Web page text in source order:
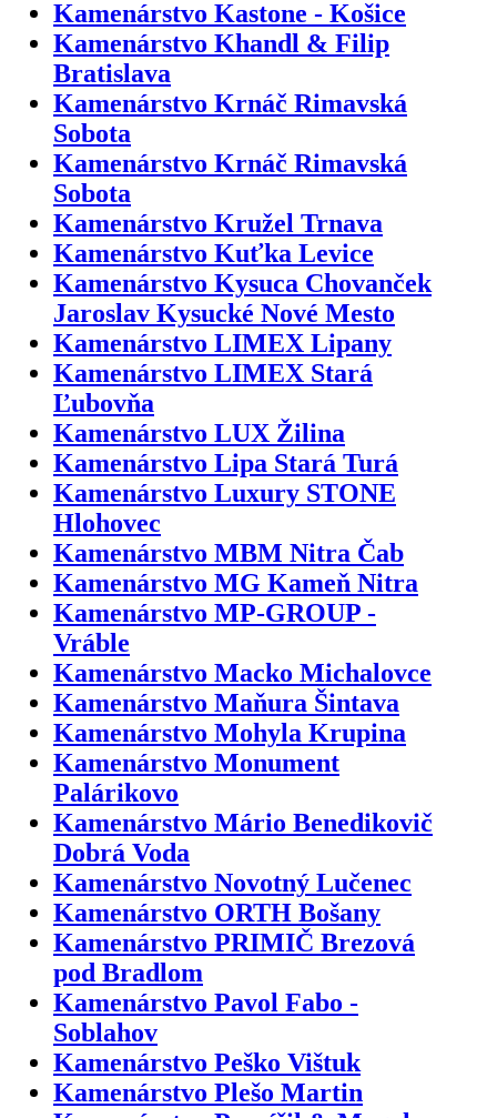
Kamenárstvo Kastone - Košice
Kamenárstvo Khandl & Filip
Bratislava
Kamenárstvo Krnáč Rimavská
Sobota
Kamenárstvo Krnáč Rimavská
Sobota
Kamenárstvo Kružel Trnava
Kamenárstvo Kuťka Levice
Kamenárstvo Kysuca Chovanček
Jaroslav Kysucké Nové Mesto
Kamenárstvo LIMEX Lipany
Kamenárstvo LIMEX Stará
Ľubovňa
Kamenárstvo LUX Žilina
Kamenárstvo Lipa Stará Turá
Kamenárstvo Luxury STONE
Hlohovec
Kamenárstvo MBM Nitra Čab
Kamenárstvo MG Kameň Nitra
Kamenárstvo MP-GROUP -
Vráble
Kamenárstvo Macko Michalovce
Kamenárstvo Maňura Šintava
Kamenárstvo Mohyla Krupina
Kamenárstvo Monument
Palárikovo
Kamenárstvo Mário Benedikovič
Dobrá Voda
Kamenárstvo Novotný Lučenec
Kamenárstvo ORTH Bošany
Kamenárstvo PRIMIČ Brezová
pod Bradlom
Kamenárstvo Pavol Fabo -
Soblahov
Kamenárstvo Peško Vištuk
Kamenárstvo Plešo Martin